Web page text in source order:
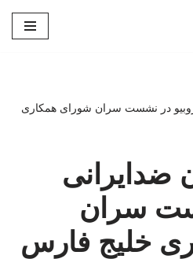
روبیو در نشست سران شورای همکاری
ضدایرانی
سران
خلیج فارس